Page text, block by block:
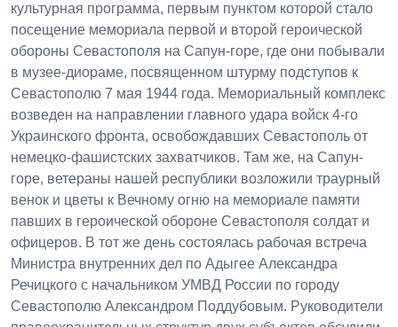
культурная программа, первым пунктом которой стало
посещение мемориала первой и второй героической
обороны Севастополя на Сапун-горе, где они побывали
в музее-диораме, посвященном штурму подступов к
Севастополю 7 мая 1944 года. Мемориальный комплекс
возведен на направлении главного удара войск 4-го
Украинского фронта, освобождавших Севастополь от
немецко-фашистских захватчиков. Там же, на Сапун-
горе, ветераны нашей республики возложили траурный
венок и цветы к Вечному огню на мемориале памяти
павших в героической обороне Севастополя солдат и
офицеров. В тот же день состоялась рабочая встреча
Министра внутренних дел по Адыгее Александра
Речицкого с начальником УМВД России по городу
Севастополю Александром Поддубовым. Руководители